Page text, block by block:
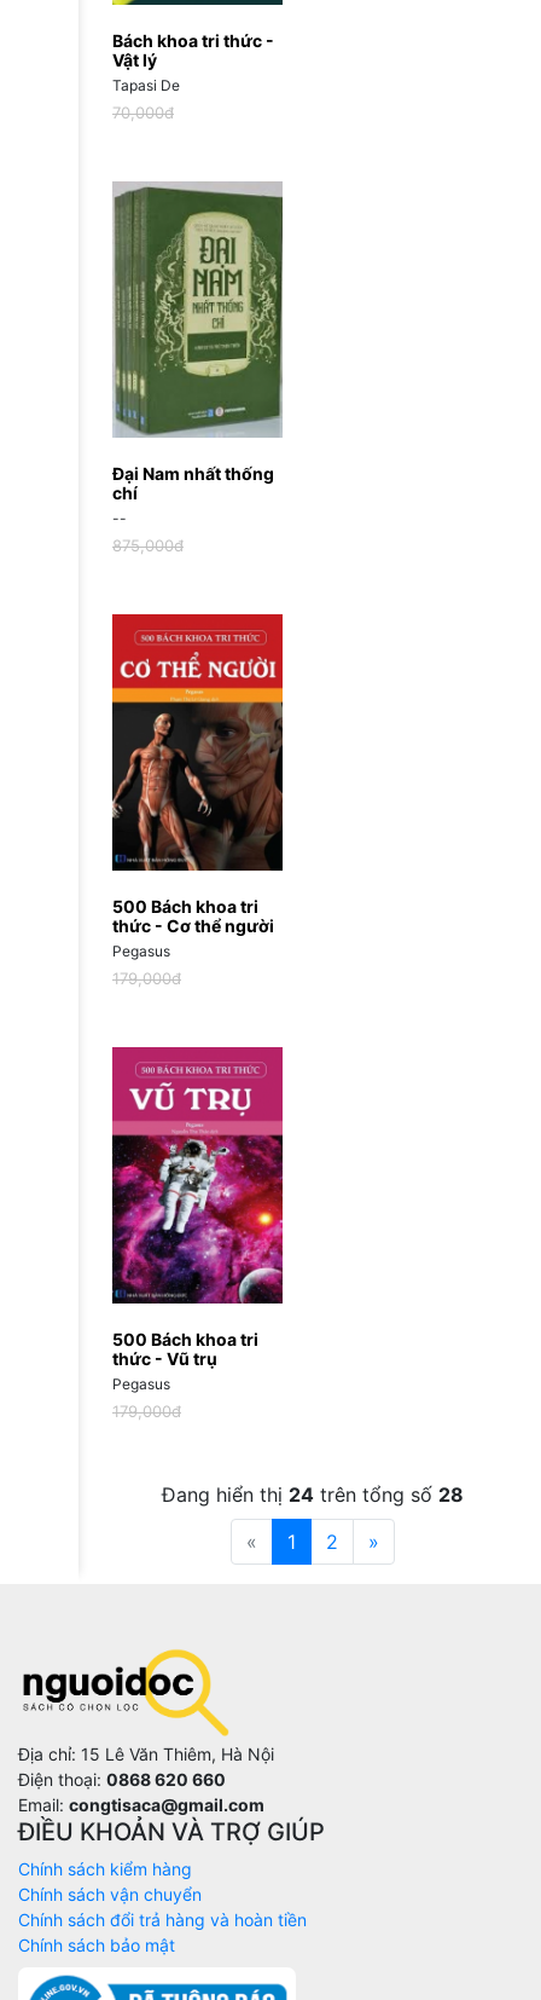
Bách khoa tri thức -
Vật lý
Tapasi De
70,000đ
Đại Nam nhất thống
chí
--
875,000đ
500 Bách khoa tri
thức - Cơ thể người
Pegasus
179,000đ
500 Bách khoa tri
thức - Vũ trụ
Pegasus
179,000đ
Đang hiển thị 24 trên tổng số 28
«
1 2 »
Địa chỉ: 15 Lê Văn Thiêm, Hà Nội
Điện thoại: 0868 620 660
Email: congtisaca@gmail.com
ĐIỀU KHOẢN VÀ TRỢ GIÚP
Chính sách kiểm hàng
Chính sách vận chuyển
Chính sách đổi trả hàng và hoàn tiền
Chính sách bảo mật